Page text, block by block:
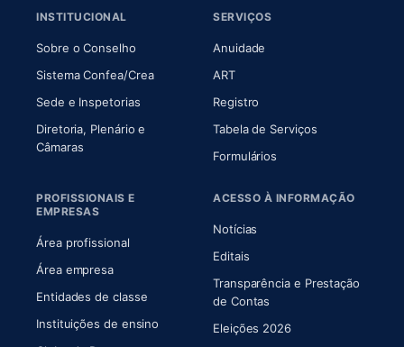
INSTITUCIONAL
Sobre o Conselho(abre em nova aba)
Sistema Confea/Crea(abre em nova aba)
Sede e Inspetorias
Diretoria, Plenário e
Câmaras(abre em nova aba)
SERVIÇOS
Anuidade
ART(abre em nova aba)
Registro
Tabela de Serviços
Formulários
PROFISSIONAIS E
EMPRESAS
Área profissional
Área empresa
Entidades de classe
Instituições de ensino
ACESSO À INFORMAÇÃO
Notícias
Editais
Transparência e Prestação
de Contas
Eleições 2026